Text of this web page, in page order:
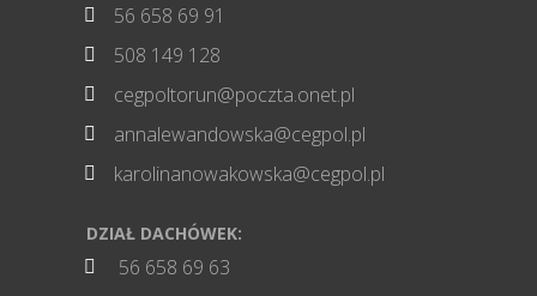
 56 658 69 91
 508 149 128
 cegpoltorun@poczta.onet.pl
 annalewandowska@cegpol.pl
 karolinanowakowska@cegpol.pl
DZIAŁ DACHÓWEK:
 56 658 69 63